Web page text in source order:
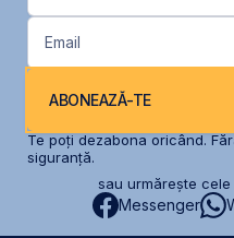
Email
ABONEAZĂ-TE
Te poți dezabona oricând.
siguranță.
sau urmărește
Messenger